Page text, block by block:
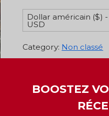
Dollar américain ($) -
USD
Category: Non classé
BOOSTEZ